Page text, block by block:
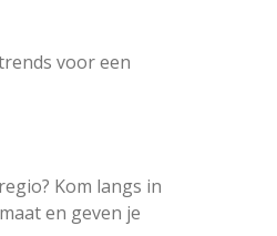
voor een
Kom langs in
en geven je